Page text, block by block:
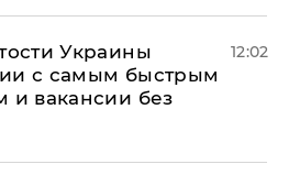
Украины
с самым быстрым
и вакансии без
12:02